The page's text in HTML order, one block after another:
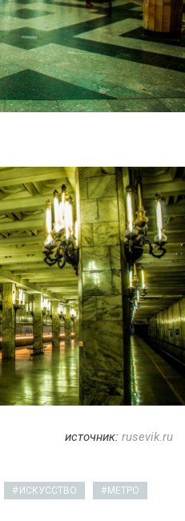
источник: rusevik.ru
ИСКУССТВО МЕТРО